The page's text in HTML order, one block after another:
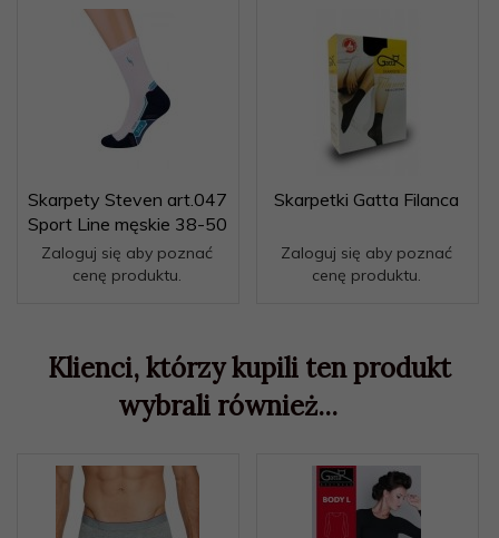
Skarpety Steven art.047
Sport Line męskie 38-50
Zaloguj się aby poznać
cenę produktu.
Skarpetki Gatta Filanca
Zaloguj się aby poznać
cenę produktu.
Klienci, którzy kupili ten produkt
wybrali również...